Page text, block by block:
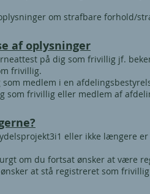
om strafbare forhold/
af oplysninger
på dig som frivillig jf.
frivillig.
medlem i en
som frivillig eller medlem af
eller ikke længere
om du fortsat ønsker at være
at stå registreret som